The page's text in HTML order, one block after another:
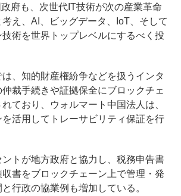
府も、次世代IT技術が次の産業革命
え、AI、ビッグデータ、IoT、そして
術を世界トップレベルにするべく投
、知的財産権紛争などを扱うインタ
裁手続きや証拠保全にブロックチェ
ており、ウォルマート中国法人は、
活用してトレーサビリティ保証を行
トが地方政府と協力し、税務申告書
書をブロックチェーン上で管理・発
行政の協業例も増加している。